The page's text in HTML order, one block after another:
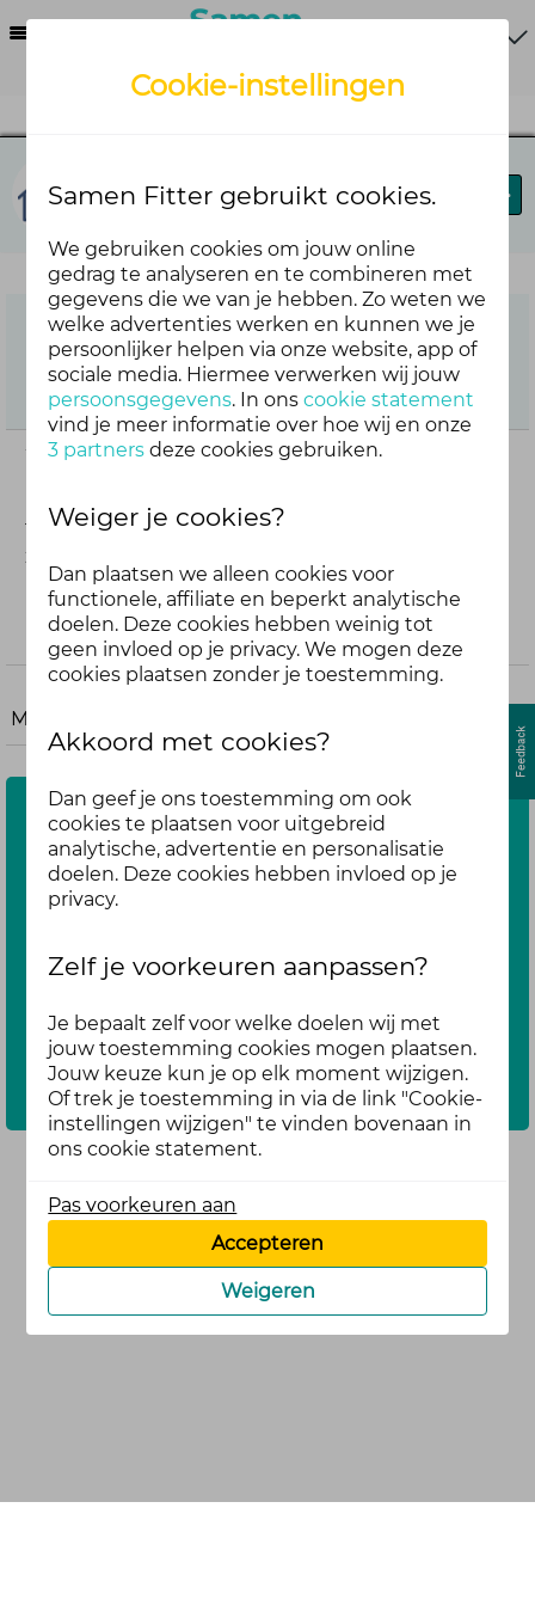
Prettig op je plek
Wat doe jij om gas te besparen?
te besparen met ons. Heb jij nog meer tips? Wij
zijn...
5 reacties 1888 weergaven
8 dagen geleden
Meer
Blijf op de hoogte
Wil je automatisch op de hoogte worden
gehouden van nieuwe forumvragen? Zorg er dan
wanneer je bent ingelogd.
Inloggen
Cookie-instellingen
Samen Fitter gebruikt cookies.
We gebruiken cookies om jouw online
gedrag te analyseren en te combineren met
gegevens die we van je hebben. Zo weten we
welke advertenties werken en kunnen we je
persoonlijker helpen via onze website, app of
sociale media. Hiermee verwerken wij jouw
persoonsgegevens. In onscookie statement
vind je meer informatie over hoe wij en onze
3 partners deze cookies gebruiken.
Weiger je cookies?
Dan plaatsen we alleen cookies voor
functionele, affiliate en beperkt analytische
doelen. Deze cookies hebben weinig tot
geen invloed op je privacy. We mogen deze
cookies plaatsen zonder je toestemming.
Akkoord met cookies?
Dan geef je ons toestemming om ook
cookies te plaatsen voor uitgebreid
analytische, advertentie en personalisatie
doelen. Deze cookies hebben invloed op je
privacy.
Zelf je voorkeuren aanpassen?
Je bepaalt zelf voor welke doelen wij met
jouw toestemming cookies mogen plaatsen.
Jouw keuze kun je op elk moment wijzigen.
Of trek je toestemming in via de link "Cookie-
instellingen wijzigen" te vinden bovenaan in
ons cookie statement.
Pas voorkeuren aan
Accepteren
Weigeren